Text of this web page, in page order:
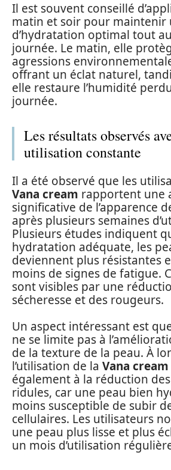
Il est souvent conseillé
matin et soir pour maintenir
d’hydratation optimal tout
journée. Le matin, elle
agressions
offrant un éclat naturel,
elle restaure l’humidité
journée.
Les résultats observés
utilisation constante
Il a été observé que les
Vana cream rapportent une
significative de l’apparence
après plusieurs semaines
Plusieurs études indiquent
hydratation adéquate, les
deviennent plus résistantes
moins de signes de fatigue.
sont visibles par une
sécheresse et des rougeurs.
Un aspect intéressant est
ne se limite pas à
de la texture de la peau. À
l’utilisation de la Vana cream
également à la réduction
ridules, car une peau bien
moins susceptible de subir
cellulaires. Les utilisateurs
une peau plus lisse et plus
un mois d’utilisation